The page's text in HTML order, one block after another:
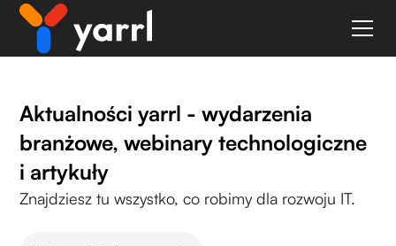
Aktualności yarrl - wydarzenia
branżowe, webinary technologiczne
i artykuły
Znajdziesz tu wszystko, co robimy dla rozwoju IT.